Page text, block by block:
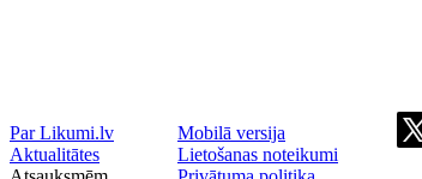
Par Likumi.lv
Aktualitātes
Mobilā versija
Lietošanas noteikumi